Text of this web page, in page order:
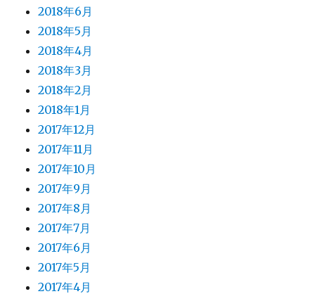
2018年6月
2018年5月
2018年4月
2018年3月
2018年2月
2018年1月
2017年12月
2017年11月
2017年10月
2017年9月
2017年8月
2017年7月
2017年6月
2017年5月
2017年4月